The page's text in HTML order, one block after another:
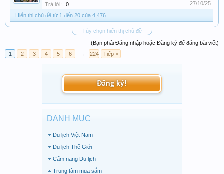
Trả lời:
0
27/10/25
Hiển thị chủ đề từ 1 đến 20 của 4,476
Tùy chọn hiển thị chủ đề
(Bạn phải Đăng nhập hoặc Đăng ký để đăng bài viết)
1
2 3 4 5 6 → 224 Tiếp >
Đăng ký!
DANH MỤC
Du lịch Việt Nam
Du lịch Thế Giới
Cẩm nang Du lịch
Trung tâm mua sắm